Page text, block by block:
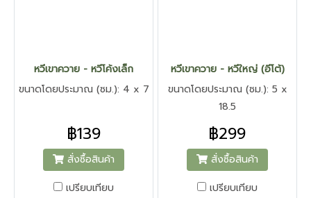
หวีเขาควาย - หวีโค้งเล็ก
ขนาดโดยประมาณ (ซม.): 4 x 7
฿139
สั่งซื้อสินค้า
เปรียบเทียบ
หวีเขาควาย - หวีใหญ่ (อีโต้)
ขนาดโดยประมาณ (ซม.): 5 x
18.5
฿299
สั่งซื้อสินค้า
เปรียบเทียบ